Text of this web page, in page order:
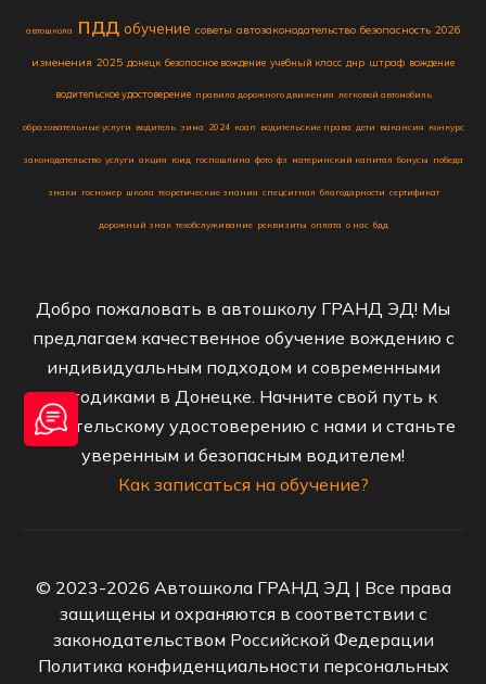
автошкола пдд обучение советы автозаконодательство безопасность 2026
изменения 2025 донецк безопасное вождение учебный класс днр штраф вождение
водительское удостоверение правила дорожного движения легковой автомобиль
образовательные услуги водитель зима 2024 коап водительские права дети вакансия конкурс
законодательство услуги акция юид госпошлина фото фз материнский капитал бонусы победа
знаки госномер школа теоретические знания спецсигнал благодарности сертификат
дорожный знак техобслуживание реквизиты оплата о нас бдд
Добро пожаловать в автошколу ГРАНД ЭД! Мы
предлагаем качественное обучение вождению с
индивидуальным подходом и современными
методиками в Донецке. Начните свой путь к
водительскому удостоверению с нами и станьте
уверенным и безопасным водителем!
Как записаться на обучение?
© 2023-2026 Автошкола ГРАНД ЭД | Все права
защищены и охраняются в соответствии с
законодательством Российской Федерации
Политика конфиденциальности персональных